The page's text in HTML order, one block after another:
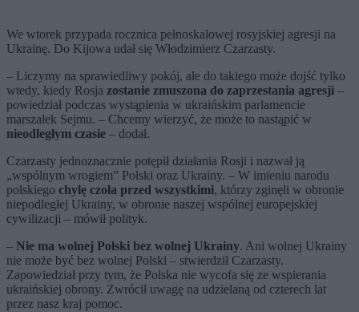
We wtorek przypada rocznica pełnoskalowej rosyjskiej agresji na
Ukrainę. Do Kijowa udał się Włodzimierz Czarzasty.
– Liczymy na sprawiedliwy pokój, ale do takiego może dojść tylko
wtedy, kiedy Rosja zostanie zmuszona do zaprzestania agresji –
powiedział podczas wystąpienia w ukraińskim parlamencie
marszałek Sejmu. – Chcemy wierzyć, że może to nastąpić w
nieodległym czasie – dodał.
Czarzasty jednoznacznie potępił działania Rosji i nazwał ją
„wspólnym wrogiem” Polski oraz Ukrainy. – W imieniu narodu
polskiego chylę czoła przed wszystkimi, którzy zginęli w obronie
niepodległej Ukrainy, w obronie naszej wspólnej europejskiej
cywilizacji – mówił polityk.
– Nie ma wolnej Polski bez wolnej Ukrainy. Ani wolnej Ukrainy
nie może być bez wolnej Polski – stwierdził Czarzasty.
Zapowiedział przy tym, że Polska nie wycofa się ze wspierania
ukraińskiej obrony. Zwrócił uwagę na udzielaną od czterech lat
przez nasz kraj pomoc.